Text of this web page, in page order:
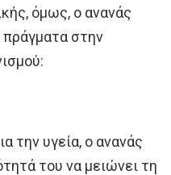
όμως, ο ανανάς
στην
την υγεία, ο ανανάς
του να μειώνει τη